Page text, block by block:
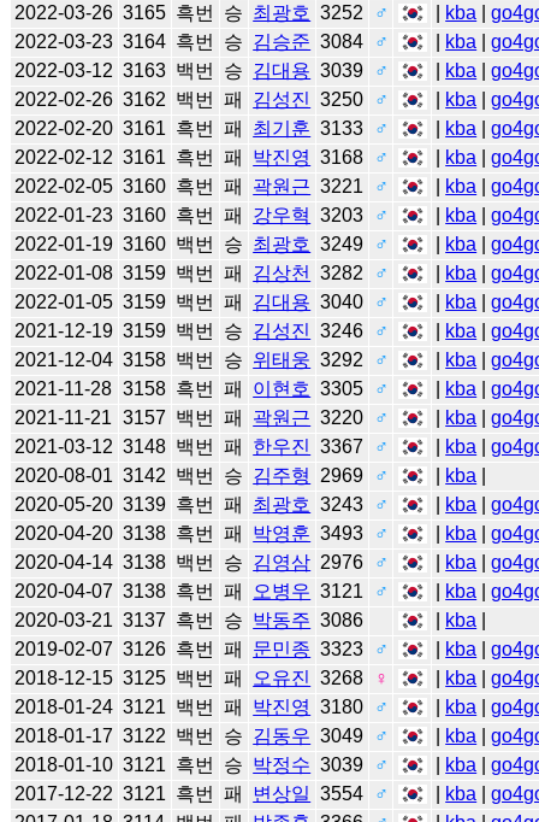
2022-03-26 3165 흑번 승 최광호 3252 ♂ kba |
2022-03-23 3164 흑번 승 김승준 3084 ♂ kba |
2022-03-12 3163 백번 승 김대용 3039 ♂ kba |
2022-02-26 3162 백번 패 김성진 3250 ♂ kba |
2022-02-20 3161 흑번 패 최기훈 3133 ♂ kba |
2022-02-12 3161 흑번 패 박진영 3168 ♂ kba |
2022-02-05 3160 흑번 패 곽원근 3221 ♂ kba |
2022-01-23 3160 흑번 패 강우혁 3203 ♂ kba |
2022-01-19 3160 백번 승 최광호 3249 ♂ kba |
2022-01-08 3159 백번 패 김상천 3282 ♂ kba |
2022-01-05 3159 백번 패 김대용 3040 ♂ kba |
2021-12-19 3159 백번 승 김성진 3246 ♂ kba |
2021-12-04 3158 백번 승 위태웅 3292 ♂ kba |
2021-11-28 3158 흑번 패 이현호 3305 ♂ kba |
2021-11-21 3157 백번 패 곽원근 3220 ♂ kba |
2021-03-12 3148 백번 패 한우진 3367 ♂ kba |
2020-08-01 3142 백번 승 김주형 2969 ♂ kba
2020-05-20 3139 흑번 패 최광호 3243 ♂ kba |
2020-04-20 3138 흑번 패 박영훈 3493 ♂ kba |
2020-04-14 3138 백번 승 김영삼 2976 ♂ kba |
2020-04-07 3138 흑번 패 오병우 3121 ♂ kba |
2020-03-21 3137 흑번 승 박동주 3086 kba
2019-02-07 3126 흑번 패 문민종 3323 ♂ kba |
2018-12-15 3125 백번 패 오유진 3268 ♀ kba |
2018-01-24 3121 백번 패 박진영 3180 ♂ kba |
2018-01-17 3122 백번 승 김동우 3049 ♂ kba |
2018-01-10 3121 흑번 승 박정수 3039 ♂ kba |
2017-12-22 3121 흑번 패 변상일 3554 ♂ kba |